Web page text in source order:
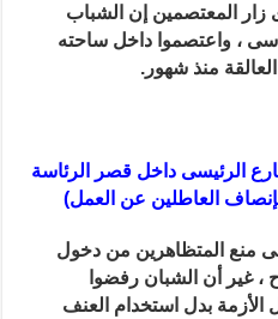
زار المعتصمين إن الشباب
، واعتصموا داخل ساحته
منذ شهور.
الرئيسى داخل قصر الرئاسة
العاطلين عن العمل)
منع المتظاهرين من دخول
، غير أن الشبان رفضوا
الأزمة بدل استخدام العنف